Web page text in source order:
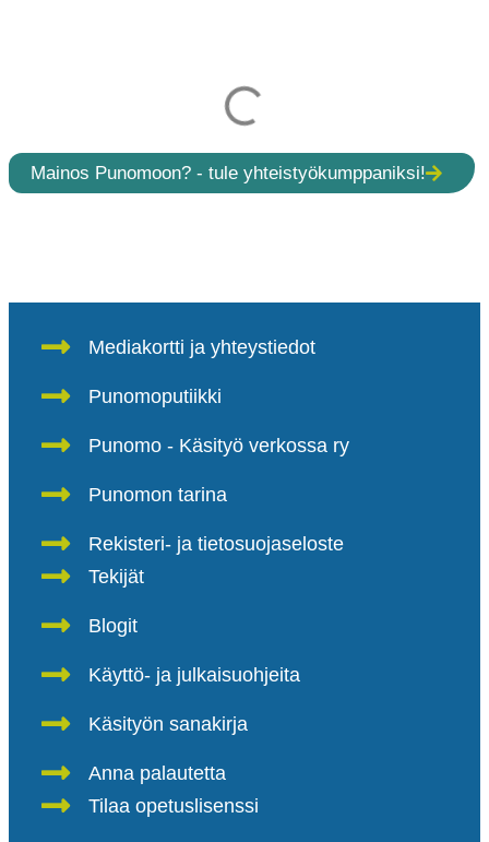
Mainos Punomoon? - tule yhteistyökumppaniksi!
Mediakortti ja yhteystiedot
Punomoputiikki
Punomo - Käsityö verkossa ry
Punomon tarina
Rekisteri- ja tietosuojaseloste
Tekijät
Blogit
Käyttö- ja julkaisuohjeita
Käsityön sanakirja
Anna palautetta
Tilaa opetuslisenssi